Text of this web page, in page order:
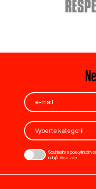
Vyberte kategorii
Souhlasím s poskytnutím
údajů. Více zde